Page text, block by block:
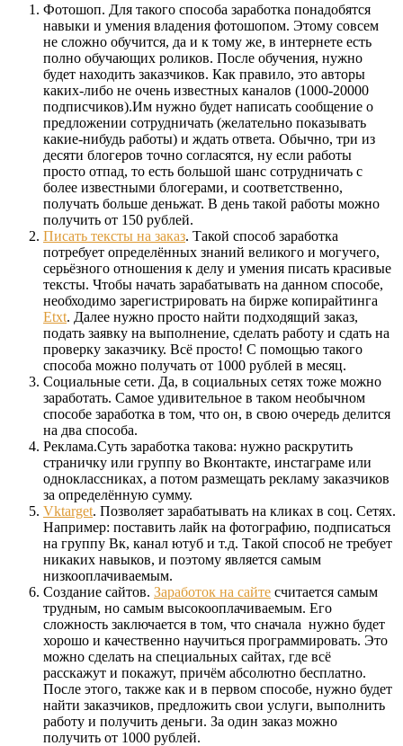
Фотошоп. Для такого способа заработка понадобятся
навыки и умения владения фотошопом. Этому совсем
не сложно обучится, да и к тому же, в интернете есть
полно обучающих роликов. После обучения, нужно
будет находить заказчиков. Как правило, это авторы
каких-либо не очень известных каналов (1000-20000
подписчиков).Им нужно будет написать сообщение о
предложении сотрудничать (желательно показывать
какие-нибудь работы) и ждать ответа. Обычно, три из
десяти блогеров точно согласятся, ну если работы
просто отпад, то есть большой шанс сотрудничать с
более известными блогерами, и соответственно,
получать больше деньжат. В день такой работы можно
получить от 150 рублей.
Писать тексты на заказ. Такой способ заработка
потребует определённых знаний великого и могучего,
серьёзного отношения к делу и умения писать красивые
тексты. Чтобы начать зарабатывать на данном способе,
необходимо зарегистрировать на бирже копирайтинга
Etxt. Далее нужно просто найти подходящий заказ,
подать заявку на выполнение, сделать работу и сдать на
проверку заказчику. Всё просто! С помощью такого
способа можно получать от 1000 рублей в месяц.
Социальные сети. Да, в социальных сетях тоже можно
заработать. Самое удивительное в таком необычном
способе заработка в том, что он, в свою очередь делится
на два способа.
Реклама.Суть заработка такова: нужно раскрутить
страничку или группу во Вконтакте, инстаграме или
одноклассниках, а потом размещать рекламу заказчиков
за определённую сумму.
Vktarget. Позволяет зарабатывать на кликах в соц. Сетях.
Например: поставить лайк на фотографию, подписаться
на группу Вк, канал ютуб и т.д. Такой способ не требует
никаких навыков, и поэтому является самым
низкооплачиваемым.
Создание сайтов. Заработок на сайте считается самым
трудным, но самым высокооплачиваемым. Его
сложность заключается в том, что сначала нужно будет
хорошо и качественно научиться программировать. Это
можно сделать на специальных сайтах, где всё
расскажут и покажут, причём абсолютно бесплатно.
После этого, также как и в первом способе, нужно будет
найти заказчиков, предложить свои услуги, выполнить
работу и получить деньги. За один заказ можно
получить от 1000 рублей.